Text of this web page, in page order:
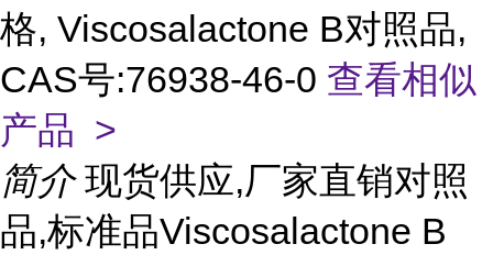
格, Viscosalactone B对照品,
CAS号:76938-46-0 查看相似
产品 >
简介 现货供应,厂家直销对照
品,标准品Viscosalactone B